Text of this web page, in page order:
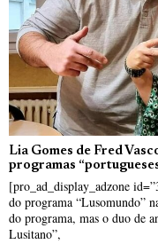
Lia Gomes de Fred
programas
[pro_ad_display_adzone
do programa “Lusomundo”
do programa, mas o duo de
Lusitano”,